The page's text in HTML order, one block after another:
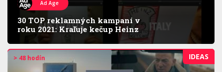
Ad Age
30 TOP reklamných kampaní v
roku 2021: Kraľuje kečup Heinz
IDEAS
> 48 hodín